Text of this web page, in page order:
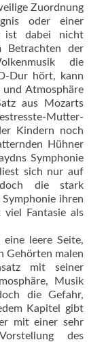
Zuordnung
oder einer
ist dabei nicht
Betrachten der
die
Dur hört, kann
Atmosphäre
aus Mozarts
Mutter-
Kindern noch
Hühner
Symphonie
sich nur auf
die stark
ihren
Fantasie als
leere Seite,
Gehörten malen
mit seiner
Musik
die Gefahr,
Kapitel gibt
mit einer sehr
des